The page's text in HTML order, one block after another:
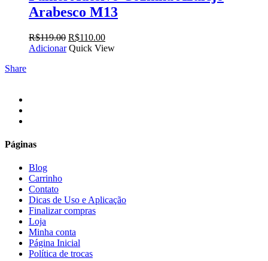
Arabesco M13
R$119.00 O
preço
R$110.00O
preço
Adicionar Quick View
Share
Páginas
Blog
Carrinho
Contato
Dicas de Uso e Aplicação
Finalizar compras
Loja
Minha conta
Página Inicial
Política de trocas